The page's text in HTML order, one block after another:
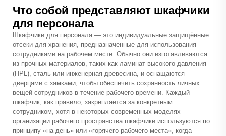
Что собой представляют шкафчики
для персонала
Шкафчики для персонала — это индивидуальные защищённые
отсеки для хранения, предназначенные для использования
сотрудниками на рабочем месте. Обычно они изготавливаются
из прочных материалов, таких как ламинат высокого давления
(HPL), сталь или инженерная древесина, и оснащаются
дверцами с замками, чтобы обеспечить сохранность личных
вещей сотрудников в течение рабочего времени. Каждый
шкафчик, как правило, закрепляется за конкретным
сотрудником, хотя в некоторых современных моделях
организации рабочего пространства шкафчики используются по
принципу «на день» или «горячего рабочего места», когда